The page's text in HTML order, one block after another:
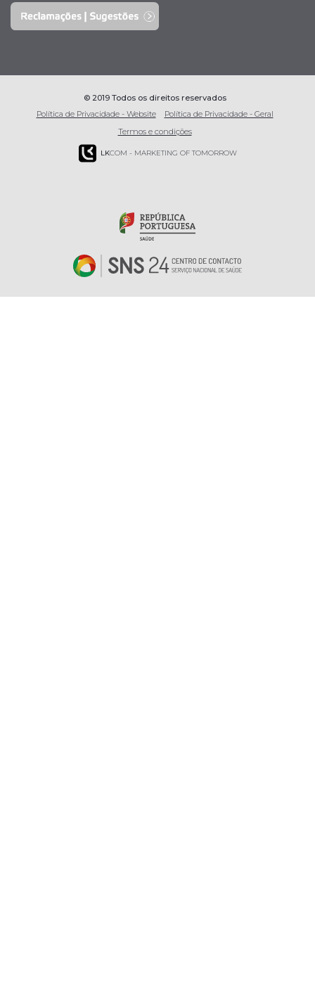
© 2019 Todos os direitos reservados
Política de Privacidade - Website
Política de Privacidade - Geral
Termos e condições
LKCOM - MARKETING OF TOMORROW